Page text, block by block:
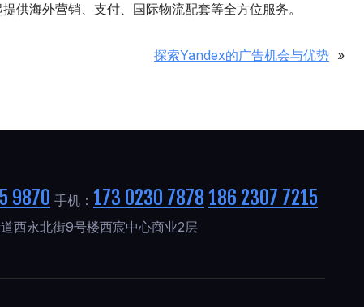
海外营销、支付、国际物流配套等全方位服务。
探索Yandex的广告机会与优势 »
9870 手机： 173 0230 7878 186 2307 7215
西永北街9号楼西宸中心商业2层